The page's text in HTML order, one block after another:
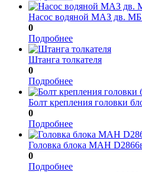
Насос водяной МАЗ дв.
0
Подробнее
Штанга толкателя
0
Подробнее
Болт крепления головки
0
Подробнее
Головка блока МАН
0
Подробнее